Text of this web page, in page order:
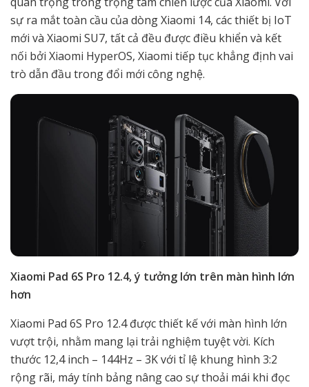
sự ra mắt toàn cầu của dòng Xiaomi 14, các thiết bị IoT
mới và Xiaomi SU7, tất cả đều được điều khiển và kết
nối bởi Xiaomi HyperOS, Xiaomi tiếp tục khẳng định vai
trò dẫn đầu trong đổi mới công nghệ.
Xiaomi Pad 6S Pro 12.4, ý tưởng lớn trên màn hình lớn
hơn
Xiaomi Pad 6S Pro 12.4 được thiết kế với màn hình lớn
vượt trội, nhằm mang lại trải nghiệm tuyệt vời. Kích
thước 12,4 inch – 144Hz – 3K với tỉ lệ khung hình 3:2
rộng rãi, máy tính bảng nâng cao sự thoải mái khi đọc